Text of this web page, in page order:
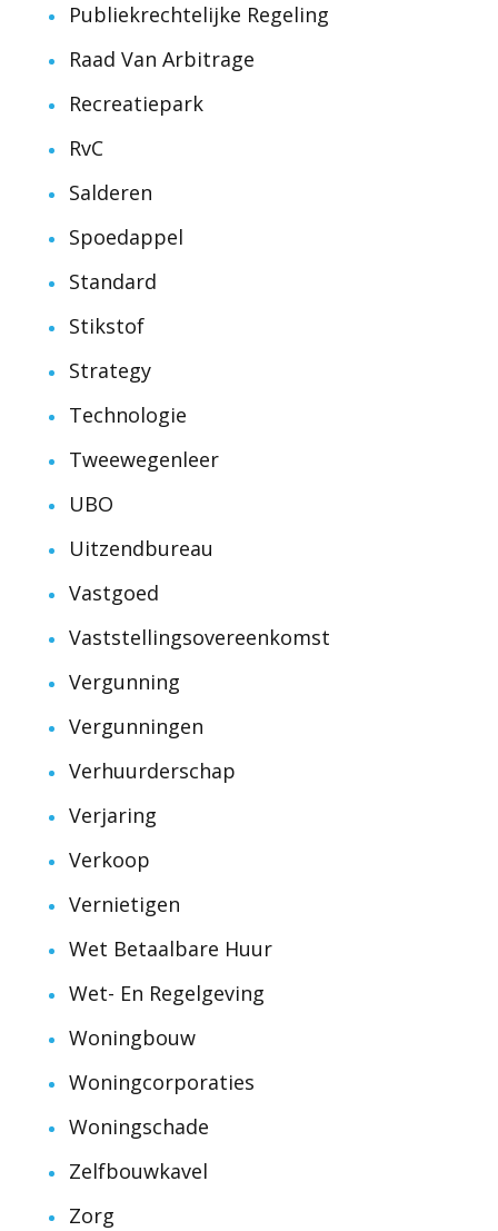
Publiekrechtelijke Regeling
Raad Van Arbitrage
Recreatiepark
RvC
Salderen
Spoedappel
Standard
Stikstof
Strategy
Technologie
Tweewegenleer
UBO
Uitzendbureau
Vastgoed
Vaststellingsovereenkomst
Vergunning
Vergunningen
Verhuurderschap
Verjaring
Verkoop
Vernietigen
Wet Betaalbare Huur
Wet- En Regelgeving
Woningbouw
Woningcorporaties
Woningschade
Zelfbouwkavel
Zorg